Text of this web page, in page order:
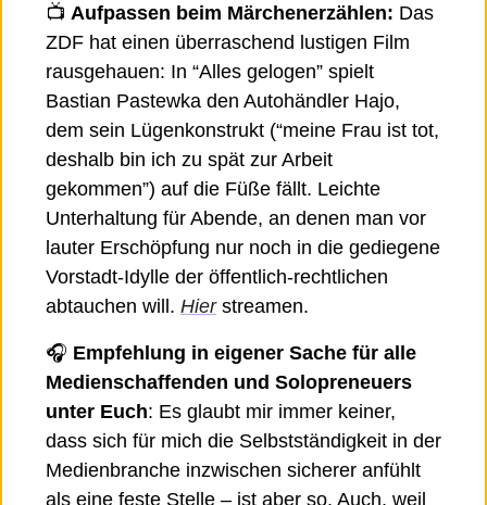
📺 Aufpassen beim Märchenerzählen: Das
ZDF hat einen überraschend lustigen Film
rausgehauen: In “Alles gelogen” spielt
Bastian Pastewka den Autohändler Hajo,
dem sein Lügenkonstrukt (“meine Frau ist tot,
deshalb bin ich zu spät zur Arbeit
gekommen”) auf die Füße fällt. Leichte
Unterhaltung für Abende, an denen man vor
lauter Erschöpfung nur noch in die gediegene
Vorstadt-Idylle der öffentlich-rechtlichen
abtauchen will. Hier streamen.
🎧 Empfehlung in eigener Sache für alle
Medienschaffenden und Solopreneuers
unter Euch: Es glaubt mir immer keiner,
dass sich für mich die Selbstständigkeit in der
Medienbranche inzwischen sicherer anfühlt
als eine feste Stelle – ist aber so. Auch, weil